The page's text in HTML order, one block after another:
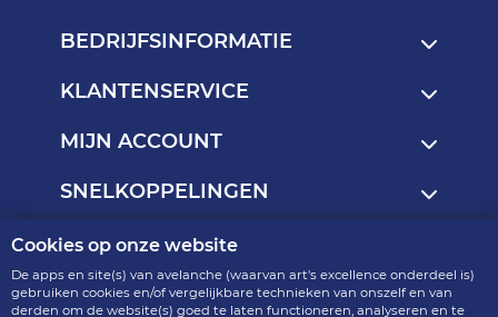
Cookies op onze website
De apps en site(s) van avelanche (waarvan art's excellence onderdeel is)
gebruiken cookies en/of vergelijkbare technieken van onszelf en van
derden om de website(s) goed te laten functioneren, analyseren en te
BEDRIJFSINFORMATIE
KLANTENSERVICE
MIJN ACCOUNT
SNELKOPPELINGEN
art's excellence - onderdeel van avelanche